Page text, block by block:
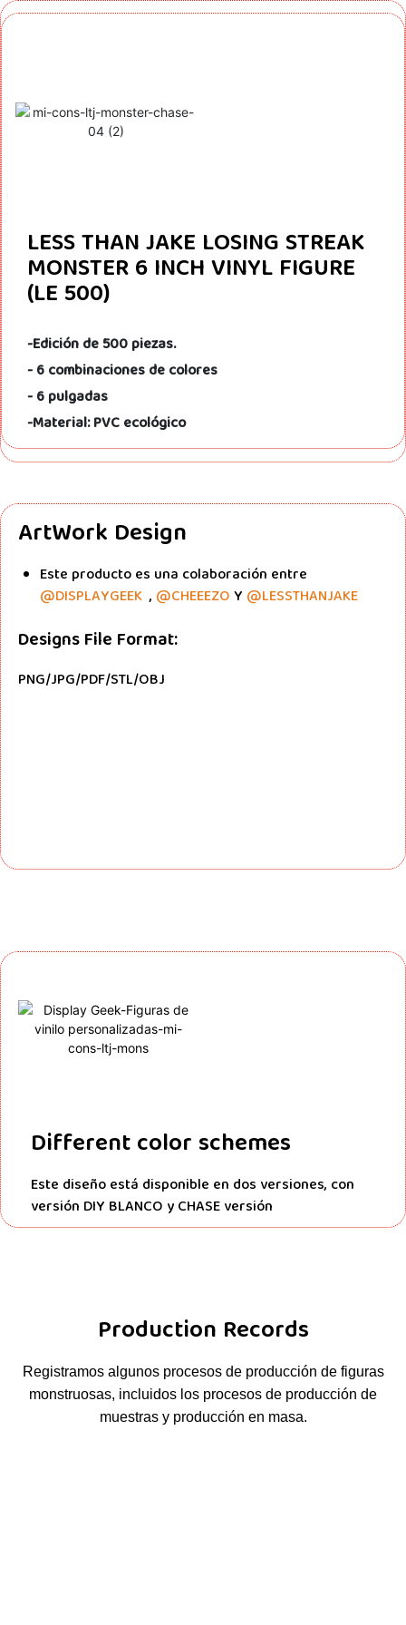
LESS THAN JAKE LOSING STREAK
MONSTER 6 INCH VINYL FIGURE
(LE 500)
-Edición de 500 piezas.
- 6 combinaciones de colores
- 6 pulgadas
-Material: PVC ecológico
ArtWork Design
Este producto es una colaboración entre
@DISPLAYGEEK , @CHEEEZOY @LESSTHANJAKE
Designs File Format:
PNG/JPG/PDF/STL/OBJ
Different color schemes
Este diseño está disponible en dos versiones, con
versión DIY BLANCO y CHASE versión
Production Records
Registramos algunos procesos de producción de figuras
monstruosas, incluidos los procesos de producción de
muestras y producción en masa.